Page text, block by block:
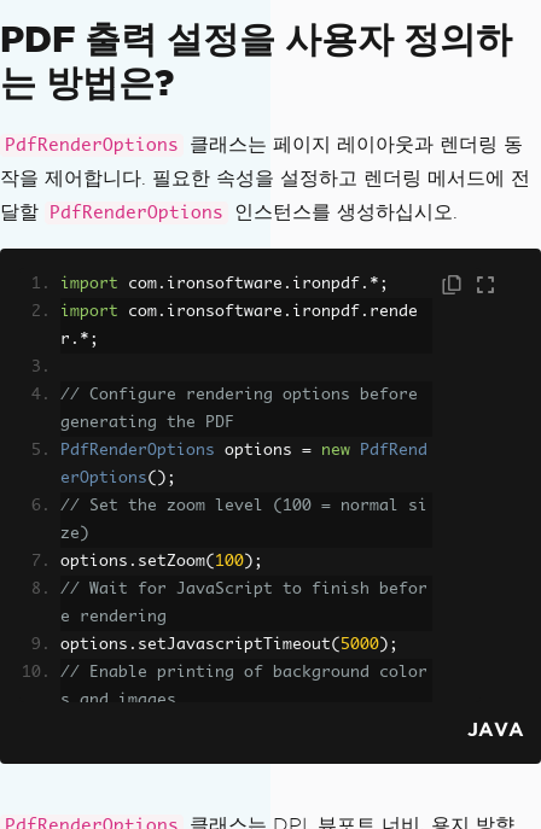
PDF 출력 설정을 사용자 정의하
는 방법은?
PdfRenderOptions
클래스는 페이지 레이아웃과 렌더링 동
작을 제어합니다. 필요한 속성을 설정하고 렌더링 메서드에 전
달할
PdfRenderOptions 인스턴스를 생성하십시오.
import com . ironsoftware . ironpdf .*;
import com . ironsoftware . ironpdf . rende
r .*;
// Configure rendering options before
generating the PDF
PdfRenderOptions options = new
PdfRend
erOptions();
// Set the zoom level (100 = normal si
ze)
options . setZoom( 100 );
// Wait for JavaScript to finish befor
e rendering
options . setJavascriptTimeout( 5000 );
// Enable printing of background color
s and images
JAVA
클래스는 DPI, 뷰포트 너비, 용지 방향,